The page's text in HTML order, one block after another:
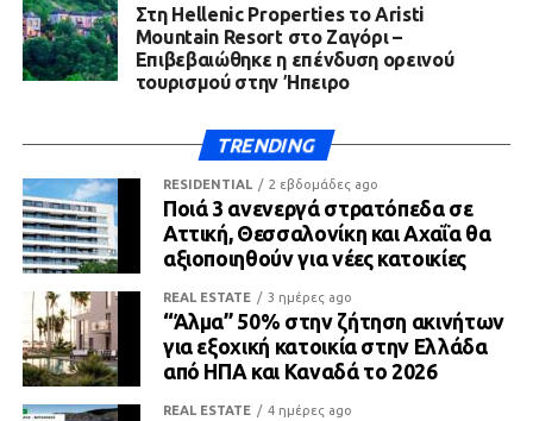
Στη Hellenic Properties το Aristi
Mountain Resort στο Ζαγόρι –
Επιβεβαιώθηκε η επένδυση ορεινού
τουρισμού στην Ήπειρο
TRENDING
RESIDENTIAL 2 εβδομάδες ago
Ποιά 3 ανενεργά στρατόπεδα σε
Αττική, Θεσσαλονίκη και Αχαΐα θα
αξιοποιηθούν για νέες κατοικίες
REAL ESTATE 3 ημέρες ago
“Άλμα” 50% στην ζήτηση ακινήτων
για εξοχική κατοικία στην Ελλάδα
από ΗΠΑ και Καναδά το 2026
REAL ESTATE 4 ημέρες ago